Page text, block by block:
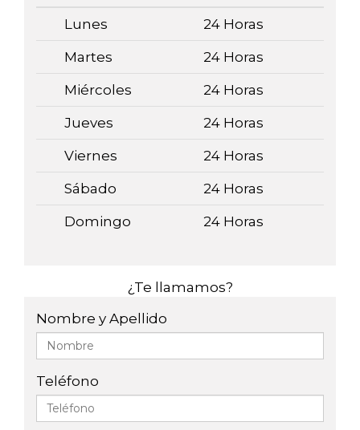
Lunes 24 Horas
Martes 24 Horas
Miércoles 24 Horas
Jueves 24 Horas
Viernes 24 Horas
Sábado 24 Horas
Domingo 24 Horas
¿Te llamamos?
Nombre y Apellido
Teléfono